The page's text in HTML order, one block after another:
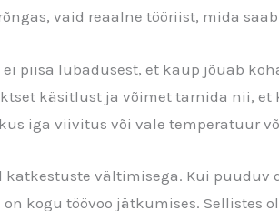
vaid reaalne tööriist, mida
piisa lubadusest, et kaup jõuab
käsitlust ja võimet tarnida nii,
iga viivitus või vale temperatuur
katkestuste vältimisega. Kui
kogu töövoo jätkumises. Sellistes